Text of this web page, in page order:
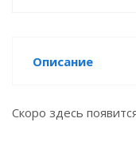
Описание
Скоро здесь